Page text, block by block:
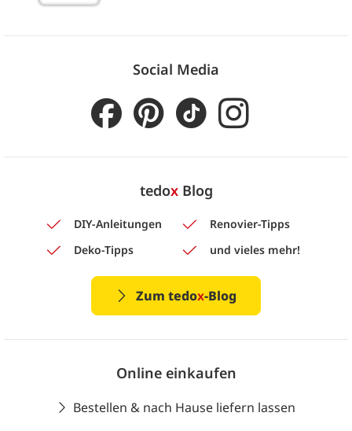
Social Media
tedoxBlog
DIY-Anleitungen
Renovier-Tipps
Deko-Tipps
und vieles mehr!
Zum tedox-Blog
Online einkaufen
Bestellen & nach Hause liefern lassen